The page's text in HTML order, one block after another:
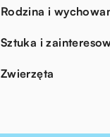
Rodzina i
Sztuka i
Zwierzęta